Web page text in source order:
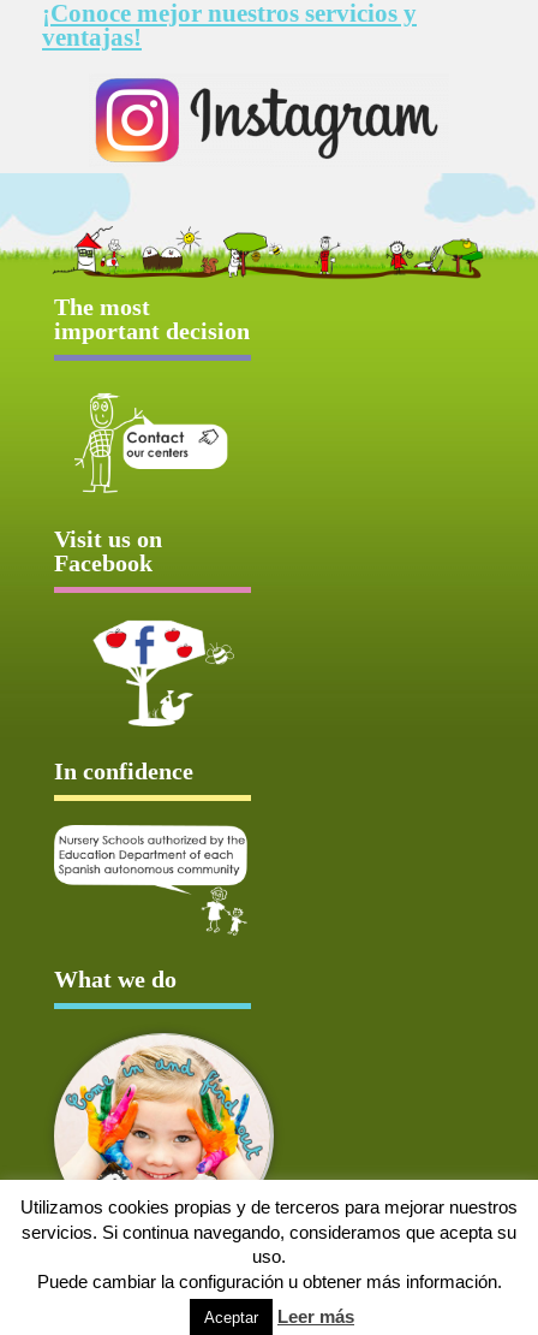
¡Conoce mejor nuestros servicios y
ventajas!
The most
important decision
Visit us on
Facebook
In confidence
What we do
Utilizamos cookies propias y de terceros para mejorar nuestros
servicios. Si continua navegando, consideramos que acepta su
uso.
Puede cambiar la configuración u obtener más información.
Aceptar Leer más
Aviso Legal Política de cookies Protección de datos Solicitud de baja